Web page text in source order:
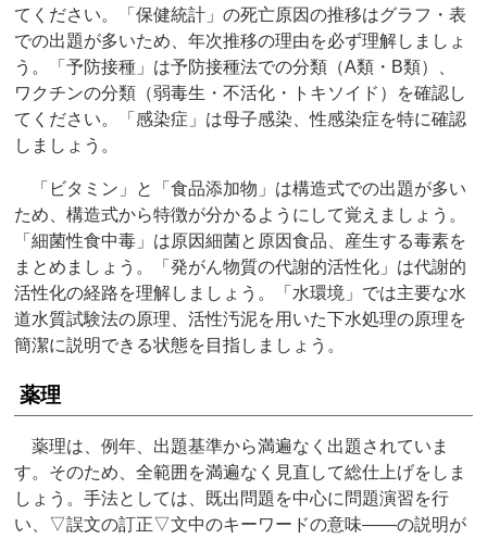
てください。「保健統計」の死亡原因の推移はグラフ・表
での出題が多いため、年次推移の理由を必ず理解しましょ
う。「予防接種」は予防接種法での分類（A類・B類）、
ワクチンの分類（弱毒生・不活化・トキソイド）を確認し
てください。「感染症」は母子感染、性感染症を特に確認
しましょう。
「ビタミン」と「食品添加物」は構造式での出題が多い
ため、構造式から特徴が分かるようにして覚えましょう。
「細菌性食中毒」は原因細菌と原因食品、産生する毒素を
まとめましょう。「発がん物質の代謝的活性化」は代謝的
活性化の経路を理解しましょう。「水環境」では主要な水
道水質試験法の原理、活性汚泥を用いた下水処理の原理を
簡潔に説明できる状態を目指しましょう。
薬理
薬理は、例年、出題基準から満遍なく出題されていま
す。そのため、全範囲を満遍なく見直して総仕上げをしま
しょう。手法としては、既出問題を中心に問題演習を行
い、▽誤文の訂正▽文中のキーワードの意味――の説明が